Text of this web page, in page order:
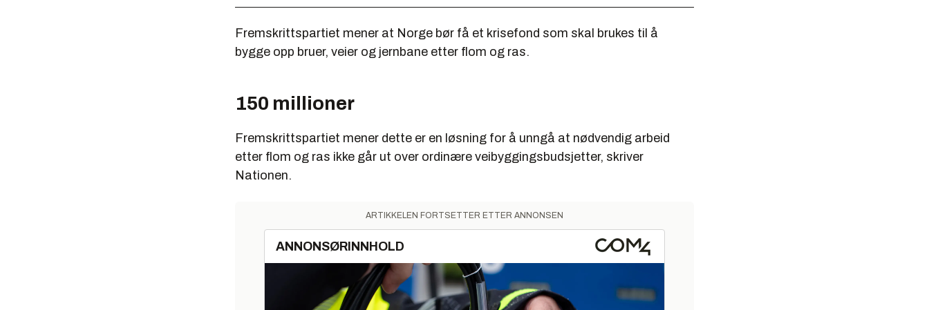
Fremskrittspartiet mener at Norge bør få et krisefond som skal brukes til å
bygge opp bruer, veier og jernbane etter flom og ras.
150 millioner
Fremskrittspartiet mener dette er en løsning for å unngå at nødvendig arbeid
etter flom og ras ikke går ut over ordinære veibyggingsbudsjetter, skriver
Nationen.
ARTIKKELEN FORTSETTER ETTER ANNONSEN
ANNONSØRINNHOLD